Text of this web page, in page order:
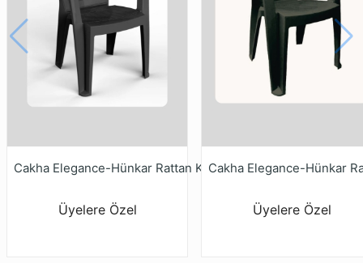
Cakha Elegance-Hünkar Rattan Koltuk Ant
Üyelere Özel Üyelere Özel